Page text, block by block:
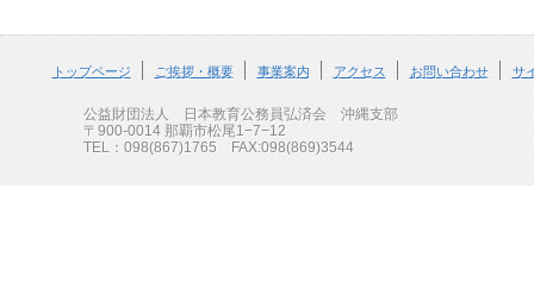
トップページ ご挨拶・概要 事業案内 アクセス お問い合わせ サ
公益財団法人 日本教育公務員弘済会 沖縄支部
〒900-0014 那覇市松尾1−7−12
TEL：098(867)1765 FAX:098(869)3544